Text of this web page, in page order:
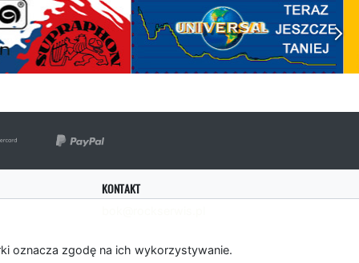
oznacza zgodę na ich wykorzystywanie.
KONTAKT